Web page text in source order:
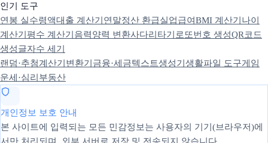
인기 도구
연봉 실수령액대출 계산기 연말정산 환급실업급여BMI 계산기 나이
계산기 평수 계산기 음력양력 변환사다리타기 로또번호 생성QR코드
생성글자수 세기
랜덤·추첨계산기 변환기 금융·세금텍스트생성기 생활파일 도구게임
운세·심리 부동산
개인정보 보호 안내
본 사이트에 입력되는 모든 민감정보는 사용자의 기기(브라우저)에